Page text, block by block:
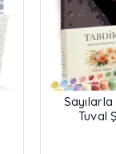
Tuval